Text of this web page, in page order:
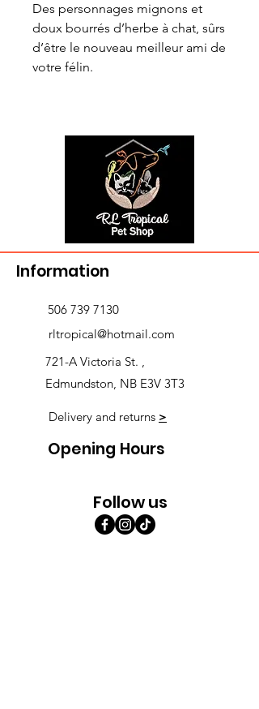
Des personnages mignons et
doux bourrés d’herbe à chat, sûrs
d’être le nouveau meilleur ami de
votre félin.
Information
506 739 7130
rltropical@hotmail.com
721-A Victoria St. ,
Edmundston, NB E3V 3T3
Delivery and returns >
Opening Hours
Follow us